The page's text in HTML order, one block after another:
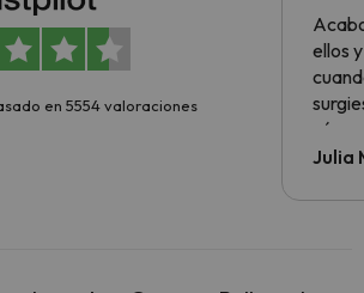
en 5554 valoraciones
ellos
todo
Julia